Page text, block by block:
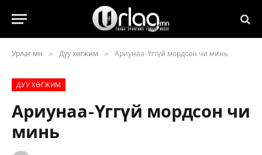
Урлаг.мн » Дуу хөгжим » Ариунаа-Үггүй мордсон чи минь
ДУУ ХӨГЖИМ
Ариунаа-Үггүй мордсон чи
минь